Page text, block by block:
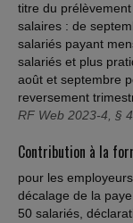
titre du
salaires : de
salariés payant
salariés et plus
août et septembre
reversement
RF Web 2023-4, §
Contribution à la
pour les
décalage de la
50 salariés,